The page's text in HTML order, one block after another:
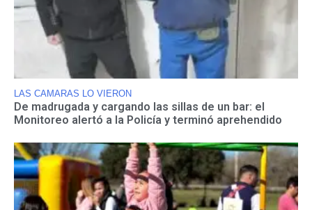
LAS CAMARAS LO VIERON
De madrugada y cargando las sillas de un bar: el
Monitoreo alertó a la Policía y terminó aprehendido